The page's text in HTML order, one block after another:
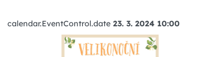
calendar.EventControl.date 23. 3. 2024 10:00